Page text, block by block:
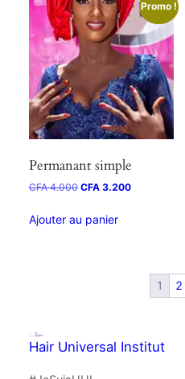
Promo !
Permanant simple
CFA4.000 CFA3.200
Ajouter au panier
1 2
Hair Universal Institut